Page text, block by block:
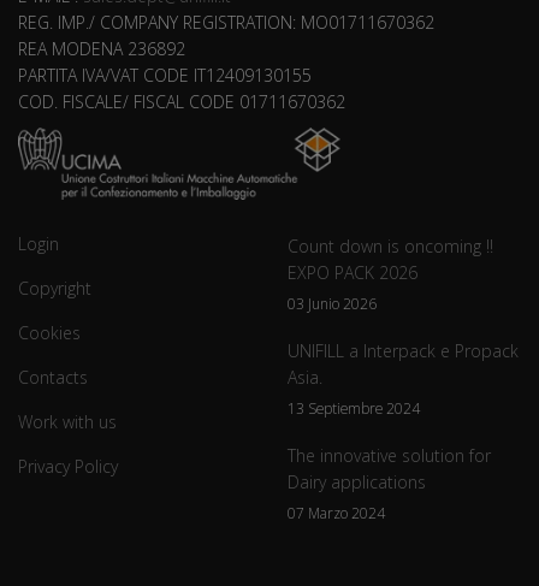
REG. IMP./ COMPANY REGISTRATION: MO01711670362
REA MODENA 236892
PARTITA IVA/VAT CODE IT12409130155
COD. FISCALE/ FISCAL CODE 01711670362
Login
Copyright
Cookies
Contacts
Work with us
Privacy Policy
Count down is oncoming !!
EXPO PACK 2026
03 Junio 2026
UNIFILL a Interpack e Propack
Asia.
13 Septiembre 2024
The innovative solution for
Dairy applications
07 Marzo 2024